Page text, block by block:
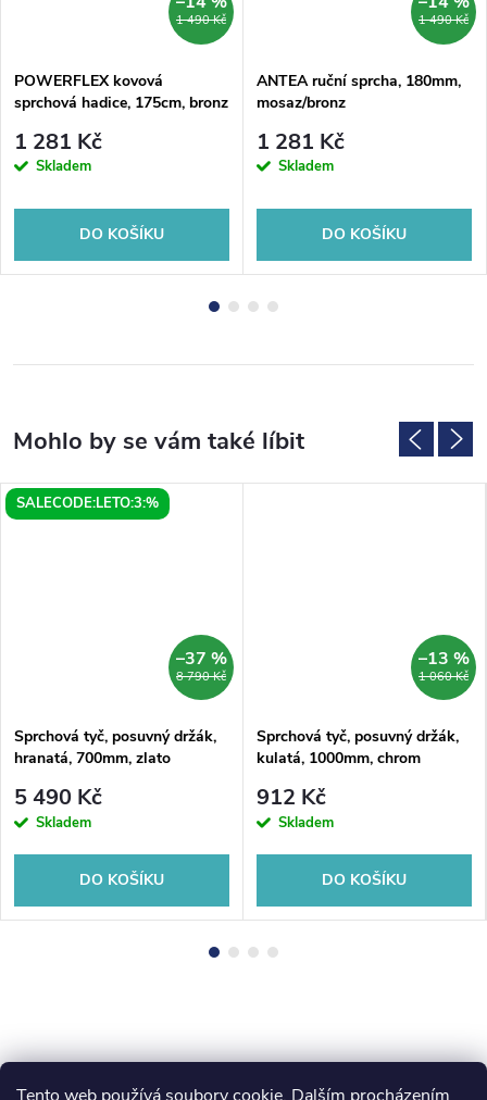
1 490 Kč
POWERFLEX kovová
sprchová hadice, 175cm, bronz
1 281 Kč
Skladem
DO KOŠÍKU
1 490 Kč
ANTEA ruční sprcha, 180mm,
mosaz/bronz
1 281 Kč
Skladem
DO KOŠÍKU
SALECODE:LETO:3:%
8 790 Kč
–37 %
Sprchová tyč, posuvný držák,
hranatá, 700mm, zlato
5 490 Kč
Skladem
DO KOŠÍKU
1 060 Kč
–13 %
Sprchová tyč, posuvný držák,
kulatá, 1000mm, chrom
912 Kč
Skladem
DO KOŠÍKU